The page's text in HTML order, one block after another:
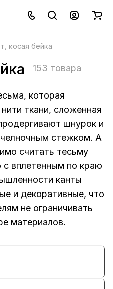
косая бейка
153 товара
которая
ткани, сложенная
шнурок и
стежком. А
считать тесьму
с вплетенным по краю
канты
и декоративные, что
не ограничивать
материалов.